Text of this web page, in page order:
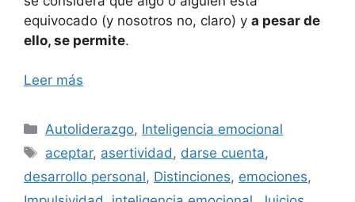
equivocado (y nosotros no, claro) y a pesar de
ello, se permite.
Leer más
Categorías
Autoliderazgo, Inteligencia emocional
Etiquetas
aceptar, asertividad, darse cuenta,
desarrollo personal, Distinciones, emociones,